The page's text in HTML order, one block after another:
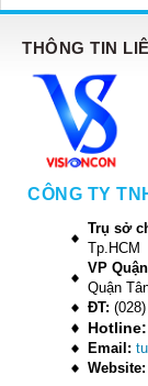
THÔNG TIN
CÔNG TY
Trụ sở
Tp.HCM
VP
Quận
ĐT:
Hotline:
Email:
Website: